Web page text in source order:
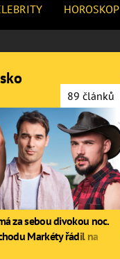
HOROSKOP
89 článků
za sebou divokou noc.
Markéty řádil na